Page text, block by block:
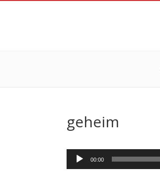
geheim
Odtwarzacz
plików
00:00